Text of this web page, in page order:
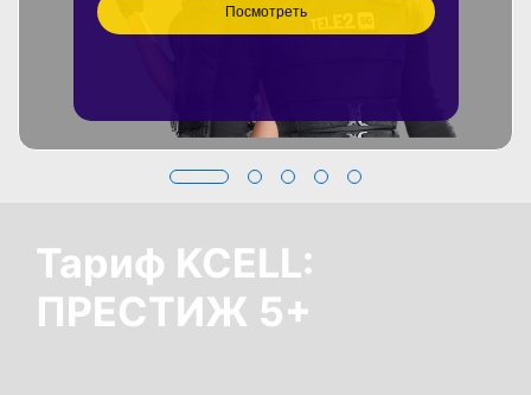
Посмотреть
Тариф KCELL:
ПРЕСТИЖ 5+